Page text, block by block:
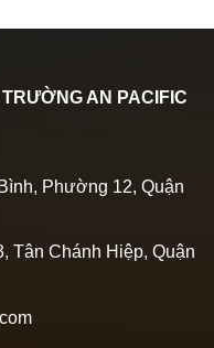
AN PACIFIC
Phường 12, Quận
Tân Chánh Hiệp, Quận